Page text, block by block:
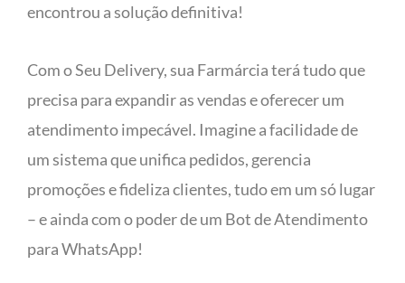
encontrou a solução definitiva!
Com o Seu Delivery, sua Farmárcia terá tudo que
precisa para expandir as vendas e oferecer um
atendimento impecável. Imagine a facilidade de
um sistema que unifica pedidos, gerencia
promoções e fideliza clientes, tudo em um só lugar
– e ainda com o poder de um Bot de Atendimento
para WhatsApp!